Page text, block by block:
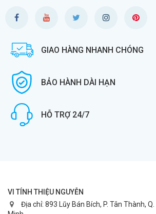
GIAO HÀNG NHANH CHÓNG
BẢO HÀNH DÀI HẠN
HỖ TRỢ 24/7
VI TÍNH THIỆU NGUYỄN
Địa chỉ: 893 Lũy Bán Bích, P. Tân Thành,